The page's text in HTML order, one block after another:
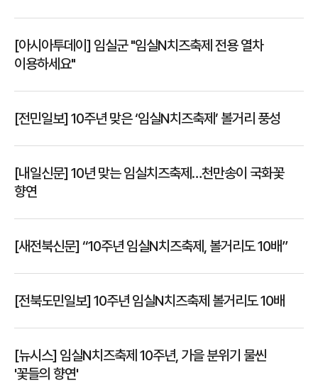
[아시아투데이] 임실군 "임실N치즈축제 전용 열차
이용하세요"
[전민일보] 10주년 맞은 ‘임실N치즈축제’ 볼거리 풍성
[내일신문] 10년 맞는 임실치즈축제…천만송이 국화꽃
향연
[새전북신문] “10주년 임실N치즈축제, 볼거리도 10배”
[전북도민일보] 10주년 임실N치즈축제 볼거리도 10배
[뉴시스] 임실N치즈축제 10주년, 가을 분위기 물씬
'꽃들의 향연'